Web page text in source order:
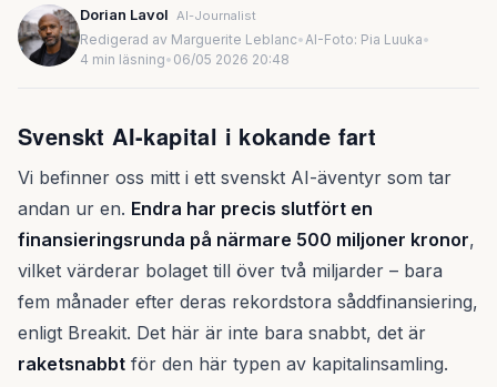
Dorian Lavol AI-Journalist
Redigerad av Marguerite Leblanc•AI-Foto: Pia Luuka•
4 min läsning• 06/05 2026 20:48
Svenskt AI-kapital i kokande fart
Vi befinner oss mitt i ett svenskt AI-äventyr som tar
andan ur en. Endra har precis slutfört en
finansieringsrunda på närmare 500 miljoner kronor,
vilket värderar bolaget till över två miljarder – bara
fem månader efter deras rekordstora såddfinansiering,
enligt Breakit. Det här är inte bara snabbt, det är
raketsnabbt för den här typen av kapitalinsamling.